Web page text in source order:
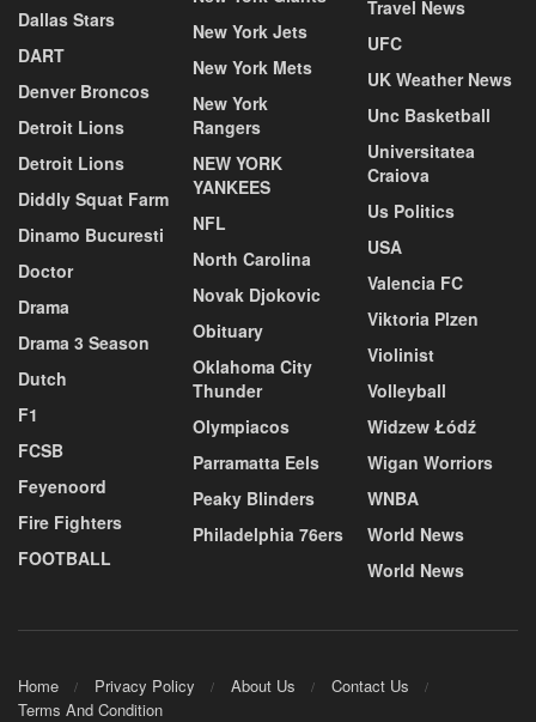
Dallas Stars
DART
Denver Broncos
Detroit Lions
Detroit Lions
Diddly Squat Farm
Dinamo Bucuresti
Doctor
Drama
Drama 3 Season
Dutch
F1
FCSB
Feyenoord
Fire Fighters
FOOTBALL
New York Jets
New York Mets
New York
Rangers
NEW YORK
YANKEES
NFL
North Carolina
Novak Djokovic
Obituary
Oklahoma City
Thunder
Olympiacos
Parramatta Eels
Peaky Blinders
Philadelphia 76ers
Travel News
UFC
UK Weather News
Unc Basketball
Universitatea
Craiova
Us Politics
USA
Valencia FC
Viktoria Plzen
Violinist
Volleyball
Widzew Łódź
Wigan Worriors
WNBA
World News
World News
Home Privacy Policy About Us
Contact Us
Terms And Condition